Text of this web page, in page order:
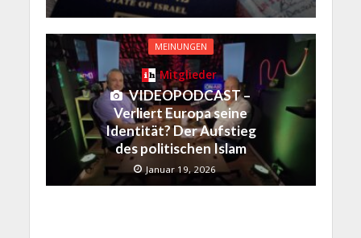
MEINUNGEN
Mitglieder
VIDEOPODCAST –
Verliert Europa seine
Identität? Der Aufstieg
des politischen Islam
Januar 19, 2026